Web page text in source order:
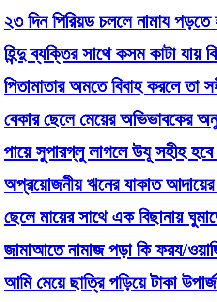
২৩ দিন পিরিয়ড চললে নামায পড়তে
হিন্দু ব্যক্তির সাথে কসম কাটা যায়
পিতামাতার অমতে বিবাহ করলে তা
বেকার ছেলে মেয়ের অভিভাবকের
পায়ে সুপারগ্লু লাগলে উযূ সহীহ
অপ্রয়োজনীয় ঋনের যাকাত
ছেলে মায়ের সাথে এক বিছানায়
জামাআতে নামাজ পড়া কি ফরয/
আমি মেয়ে ছাত্রি পড়িয়ে টাকা